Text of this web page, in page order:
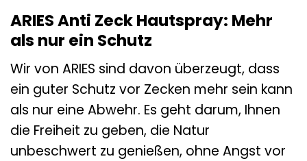
ARIES Anti Zeck Hautspray: Mehr
als nur ein Schutz
Wir von ARIES sind davon überzeugt, dass
ein guter Schutz vor Zecken mehr sein kann
als nur eine Abwehr. Es geht darum, Ihnen
die Freiheit zu geben, die Natur
unbeschwert zu genießen, ohne Angst vor